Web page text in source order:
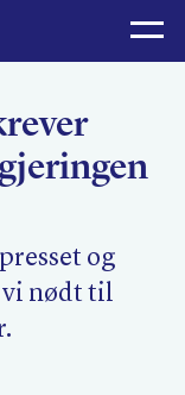
og
vi nødt til